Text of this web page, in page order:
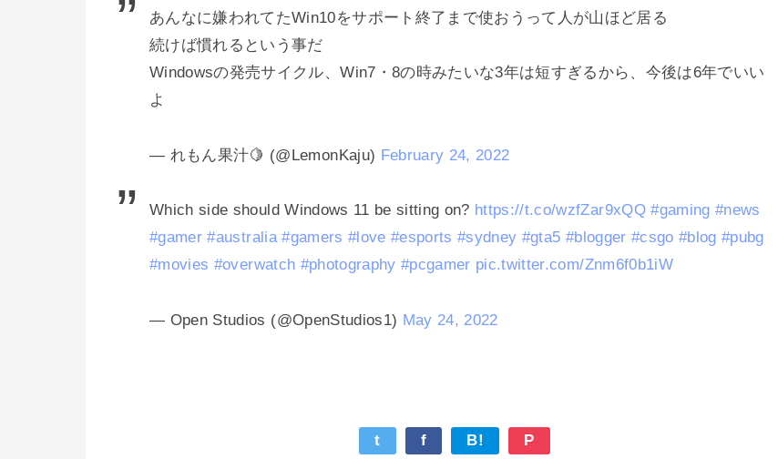
あんなに嫌われてたWin10をサポート終了まで使おうって人が山ほど居る
続けば慣れるという事だ
Windowsの発売サイクル、Win7・8の時みたいな3年は短すぎるから、今後は6年でいい
よ
— れもん果汁🍋 (@LemonKaju) February 24, 2022
Which side should Windows 11 be sitting on? https://t.co/wzfZar9xQQ #gaming #news
#gamer #australia #gamers #love #esports #sydney #gta5 #blogger #csgo #blog #pubg
#movies #overwatch #photography #pcgamer pic.twitter.com/Znm6f0b1iW
— Open Studios (@OpenStudios1) May 24, 2022
t f B! P